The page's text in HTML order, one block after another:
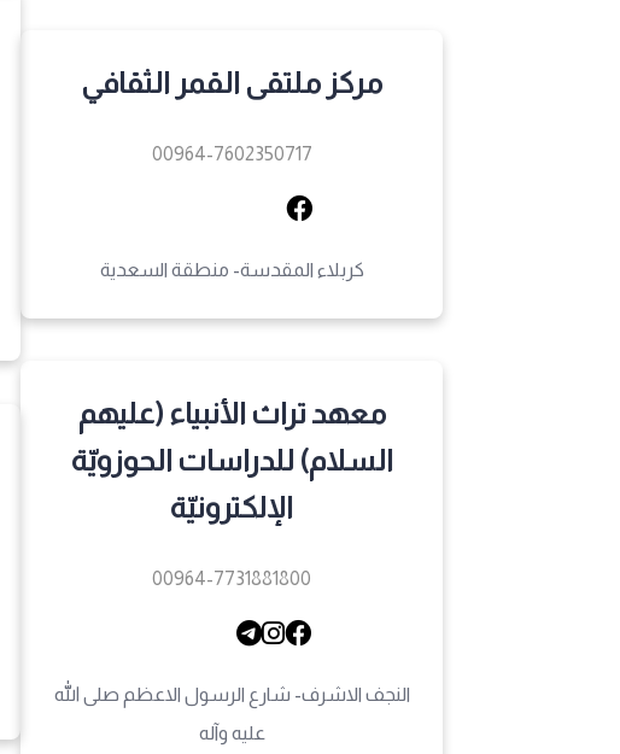
مركز ملتقى القمر الثقافي
00964-7602350717
كربلاء المقدسة- منطقة السعدية
معهد تراث الأنبياء (عليهم
السلام) للدراسات الحوزويّة
الإلكترونيّة
00964-7731881800
النجف الاشرف- شارع الرسول الاعظم صلى الله
عليه وآله